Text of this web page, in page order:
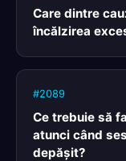
Care dintre
încălzirea
#2089
Ce trebuie să
atunci când
depăşit?